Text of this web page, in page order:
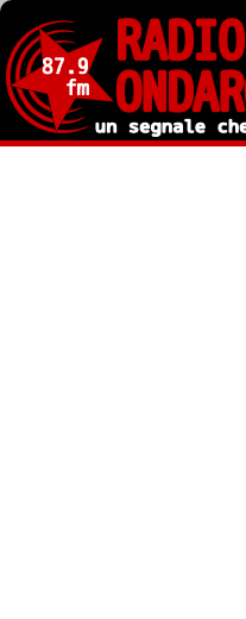
Salta
contenuto
principale